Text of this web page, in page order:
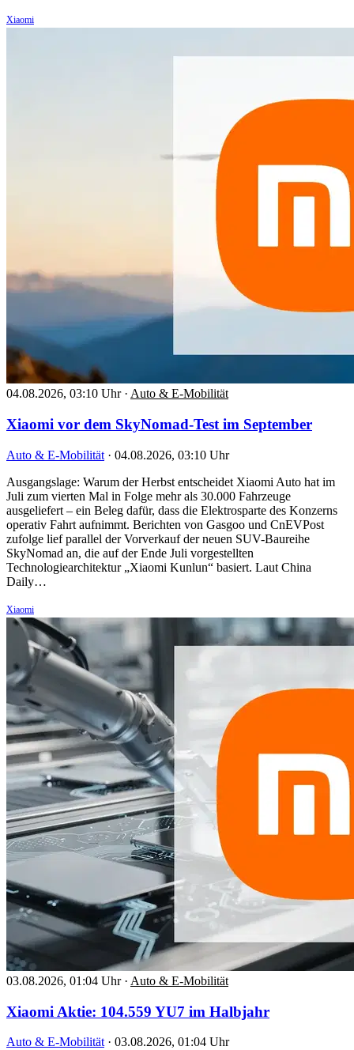
Xiaomi
04.08.2026, 03:10 Uhr · Auto & E-Mobilität
Xiaomi vor dem SkyNomad-Test im September
Auto & E-Mobilität · 04.08.2026, 03:10 Uhr
Ausgangslage: Warum der Herbst entscheidet Xiaomi Auto hat im
Juli zum vierten Mal in Folge mehr als 30.000 Fahrzeuge
ausgeliefert – ein Beleg dafür, dass die Elektrosparte des Konzerns
operativ Fahrt aufnimmt. Berichten von Gasgoo und CnEVPost
zufolge lief parallel der Vorverkauf der neuen SUV-Baureihe
SkyNomad an, die auf der Ende Juli vorgestellten
Technologiearchitektur „Xiaomi Kunlun“ basiert. Laut China
Daily…
Xiaomi
03.08.2026, 01:04 Uhr · Auto & E-Mobilität
Xiaomi Aktie: 104.559 YU7 im Halbjahr
Auto & E-Mobilität · 03.08.2026, 01:04 Uhr